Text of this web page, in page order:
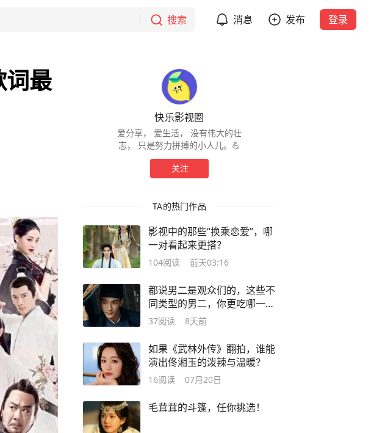
搜索 消息 发布 登录
词最
快乐影视圈
爱分享， 爱生活， 没有伟大的壮
志， 只是努力拼搏的小人儿。💪
关注
TA的热门作品
影视中的那些“换乘恋爱”，哪
一对看起来更搭？
104阅读 前天03:16
都说男二是观众们的，这些不
同类型的男二，你更吃哪一
种？
37阅读 8天前
如果《武林外传》翻拍，谁能
演出佟湘玉的泼辣与温暖？
16阅读 07月20日
毛茸茸的斗篷，任你挑选！